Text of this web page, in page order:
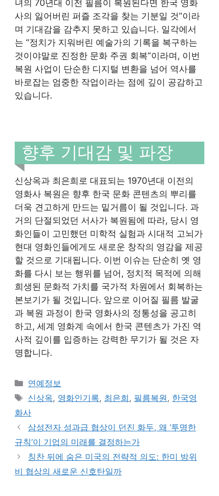
녀의 70년대 이전 필름이 복원된다면 한국 영화
사의 잃어버린 퍼즐 조각을 찾는 기분일 것”이라
며 기대감을 감추지 못하고 있습니다. 일각에서
는 “정치가 지워버린 예술가의 기록을 복구하는
것이야말로 진정한 문화 주권 회복”이라며, 이번
복원 사업이 단순한 디지털 변환을 넘어 역사를
바로잡는 엄중한 작업이라는 점에 깊이 공감하고
있습니다.
향후 기대감 및 파장
신상옥과 최은희로 대표되는 1970년대 이전의
영화사 복원은 향후 한국 문화 콘텐츠의 뿌리를
더욱 견고하게 만드는 밑거름이 될 것입니다. 과
거의 단절되었던 서사가 복원됨에 따라, 당시 영
화인들이 고민했던 미학적 실험과 시대적 고뇌가
현대 영화인들에게도 새로운 창작의 영감을 제공
할 것으로 기대됩니다. 이번 이슈는 단순히 옛 영
화를 다시 보는 행위를 넘어, 정치적 목적에 의해
희생된 문화적 가치를 국가적 차원에서 회복하는
본보기가 될 것입니다. 앞으로 이어질 필름 발굴
과 복원 과정이 한국 영화사의 정통성을 공고히
하고, 세계 영화계 속에서 한국 콘텐츠가 가진 역
사적 깊이를 입증하는 강력한 무기가 될 것은 자
명합니다.
Categories
연예정보
Tags
신상옥, 영화인기록, 최은희 , 필름복원 , 한국영
화사
삼성전자 성과급 협상이 던진 화두, 왜 ‘투명한
규칙’이 기업의 미래를 결정하는가
칭찬 뒤에 숨은 미국의 전략적 의도: 한미 방위
비 협상의 새로운 신호탄일까